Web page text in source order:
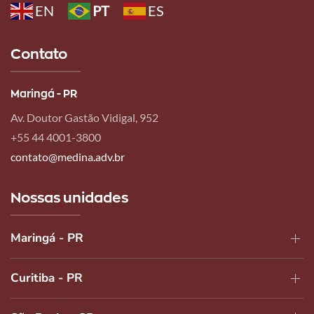
EN PT ES
Contato
Maringá - PR
Av. Doutor Gastão Vidigal, 952
+55 44 4001-3800
contato@medina.adv.br
Nossas unidades
Maringá - PR
Curitiba - PR